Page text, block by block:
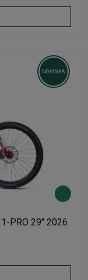
NOVINKA
PRO 29" 2026